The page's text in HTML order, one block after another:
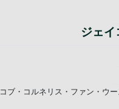
ジェ
ブ・コルネリス・ファン・ウ